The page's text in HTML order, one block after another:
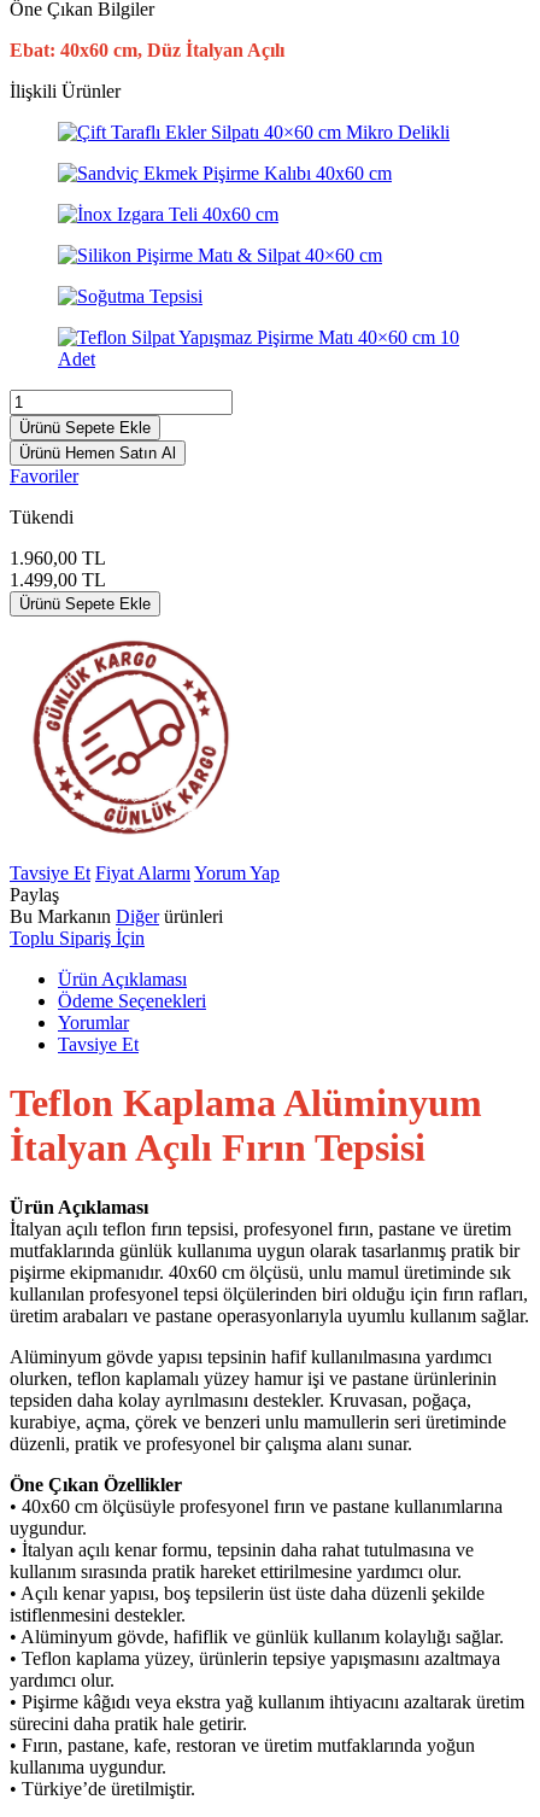
Öne Çıkan Bilgiler
Ebat: 40x60 cm, Düz İtalyan Açılı
İlişkili Ürünler
Ürünü Sepete Ekle
Ürünü Hemen Satın Al
Favoriler
Tükendi
1.960,00 TL
1.499,00 TL
Ürünü Sepete Ekle
Tavsiye Et Fiyat Alarmı Yorum Yap
Paylaş
Bu Markanın Diğerürünleri
Toplu Sipariş İçin
Ürün Açıklaması
Ödeme Seçenekleri
Yorumlar
Tavsiye Et
Teflon Kaplama Alüminyum
İtalyan Açılı Fırın Tepsisi
Ürün Açıklaması
İtalyan açılı teflon fırın tepsisi, profesyonel fırın, pastane ve üretim
mutfaklarında günlük kullanıma uygun olarak tasarlanmış pratik bir
pişirme ekipmanıdır. 40x60 cm ölçüsü, unlu mamul üretiminde sık
kullanılan profesyonel tepsi ölçülerinden biri olduğu için fırın rafları,
üretim arabaları ve pastane operasyonlarıyla uyumlu kullanım sağlar.
Alüminyum gövde yapısı tepsinin hafif kullanılmasına yardımcı
olurken, teflon kaplamalı yüzey hamur işi ve pastane ürünlerinin
tepsiden daha kolay ayrılmasını destekler. Kruvasan, poğaça,
kurabiye, açma, çörek ve benzeri unlu mamullerin seri üretiminde
düzenli, pratik ve profesyonel bir çalışma alanı sunar.
Öne Çıkan Özellikler
• 40x60 cm ölçüsüyle profesyonel fırın ve pastane kullanımlarına
uygundur.
• İtalyan açılı kenar formu, tepsinin daha rahat tutulmasına ve
kullanım sırasında pratik hareket ettirilmesine yardımcı olur.
• Açılı kenar yapısı, boş tepsilerin üst üste daha düzenli şekilde
istiflenmesini destekler.
• Alüminyum gövde, hafiflik ve günlük kullanım kolaylığı sağlar.
• Teflon kaplama yüzey, ürünlerin tepsiye yapışmasını azaltmaya
yardımcı olur.
• Pişirme kâğıdı veya ekstra yağ kullanım ihtiyacını azaltarak üretim
sürecini daha pratik hale getirir.
• Fırın, pastane, kafe, restoran ve üretim mutfaklarında yoğun
kullanıma uygundur.
• Türkiye’de üretilmiştir.